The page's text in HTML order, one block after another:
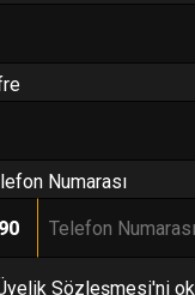
Numarası
Sözleşmesi'ni